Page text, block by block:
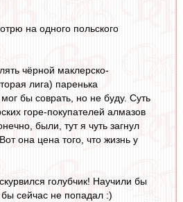
на одного польского
чёрной маклерско-
лига) паренька
бы соврать, но не буду. Суть
горе-покупателей алмазов
были, тут я чуть загнул
она цена того, что жизнь у
голубчик! Научили бы
сейчас не попадал :)